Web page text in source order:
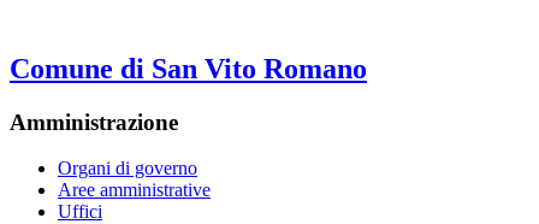
Comune di San Vito Romano
Amministrazione
Organi di governo
Aree amministrative
Uffici